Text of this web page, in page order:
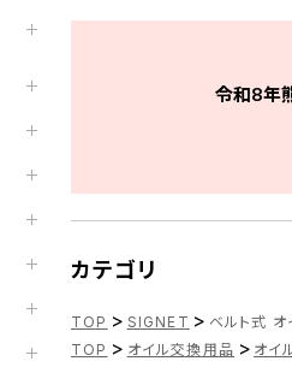
令和8年
カテゴリ
TOP > SIGNET > ベルト式
TOP > オイル交換用品 > オイ